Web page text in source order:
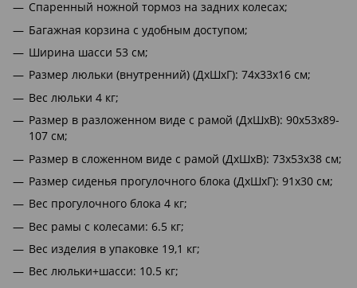
Спаренный ножной тормоз на задних колесах;
Багажная корзина с удобным доступом;
Ширина шасси 53 см;
Размер люльки (внутренний) (ДхШхГ): 74х33х16 см;
Вес люльки 4 кг;
Размер в разложенном виде с рамой (ДхШхВ): 90х53х89-
107 см;
Размер в сложенном виде с рамой (ДхШхВ): 73х53х38 см;
Размер сиденья прогулочного блока (ДхШхГ): 91х30 см;
Вес прогулочного блока 4 кг;
Вес рамы с колесами: 6.5 кг;
Вес изделия в упаковке 19,1 кг;
Вес люльки+шасси: 10.5 кг;